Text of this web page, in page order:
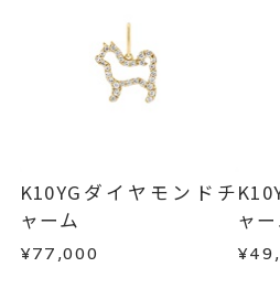
※お急ぎの方はご注文前
い。事前に現在の納期状況
詳しくはこちら
・過度な交換・返品を繰り
商品の品質には万全を期し
不良品の場合、またはご注
はお問い合わせフォームよ
この場合の返送料は弊社
で、着払いにてご返送くださ
詳細はこちら
K10YGダイヤモンドチ
ャーム
¥77,000
ャ